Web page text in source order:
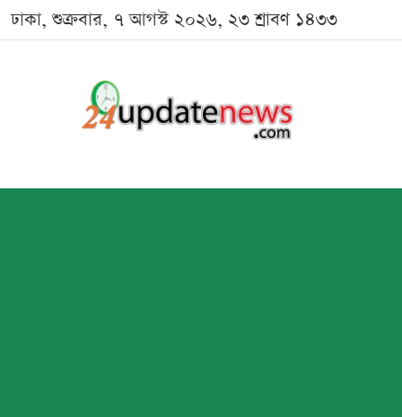
ঢাকা, শুক্রবার, ৭ আগস্ট ২০২৬, ২৩ শ্রাবণ ১৪৩৩